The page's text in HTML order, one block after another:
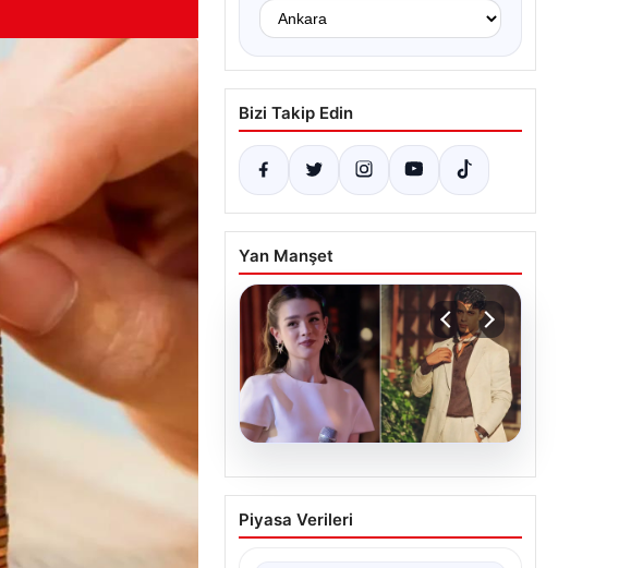
Bizi Takip Edin
Yan Manşet
05.08.2026
‘Yeraltı’ dizisinde şok
olay! Babası suç
Piyasa Verileri